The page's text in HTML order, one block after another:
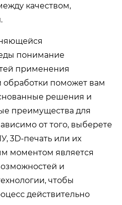
качеством,
понимание
применения
обработки поможет вам
решения и
преимущества для
от того, выберете
3D-печать или их
моментом является
и
чтобы
действительно